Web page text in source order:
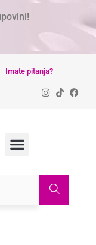
Imate pitanja?